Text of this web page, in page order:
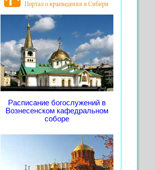
Расписание богослужений в
Вознесенском кафедральном
соборе